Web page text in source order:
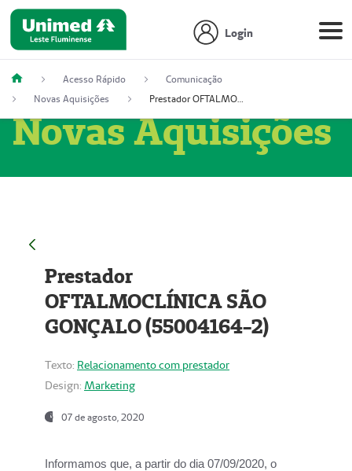
Login
Acesso Rápido
Comunicação
Novas Aquisições
Prestador OFTALMOCLÍNICA SÃO GONÇALO (55004164-2)
Novas Aquisições
Prestador
OFTALMOCLÍNICA SÃO
GONÇALO (55004164-2)
Texto: Relacionamento com prestador
Design: Marketing
07 de agosto, 2020
Informamos que, a partir do dia 07/09/2020, o